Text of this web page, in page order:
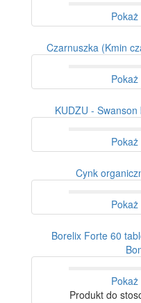
Pokaż
Czarnuszka (Kmin
Pokaż
KUDZU -
Pokaż
Cynk
Pokaż
Borelix Forte 60
Pokaż
Produkt do